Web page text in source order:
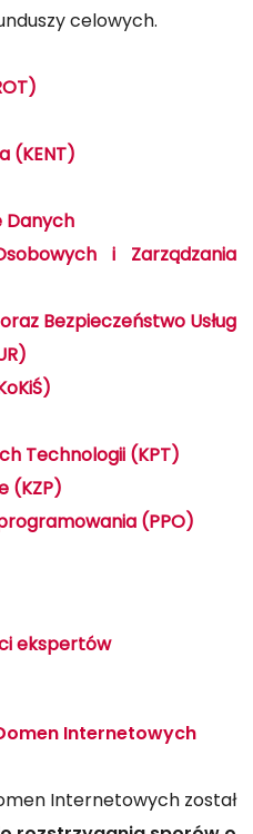
celowych.
(KENT)
Danych
i Zarządzania
Bezpieczeństwo Usług
Technologii (KPT)
(KZP)
(PPO)
ekspertów
Internetowych
Internetowych został